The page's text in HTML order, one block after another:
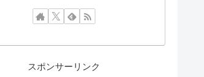
スポンサーリンク